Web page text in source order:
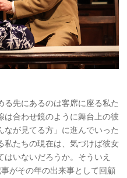
る先にあるのは客席に座る私た
は合わせ鏡のように舞台上の彼
が見てる方」に進んでいった
私たちの現在は、気づけば彼女
いないだろうか。そういえ
がその年の出来事として回顧